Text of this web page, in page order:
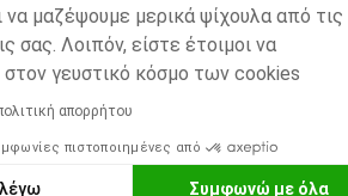
να μαζέψουμε μερικά ψίχουλα από τις
σας. Λοιπόν, είστε έτοιμοι να
στον γευστικό κόσμο των cookies
απορρήτου
πιστοποιημένες από
Συμφωνώ με όλα
ΔΙΑΘΈΣΙΜΟΙ